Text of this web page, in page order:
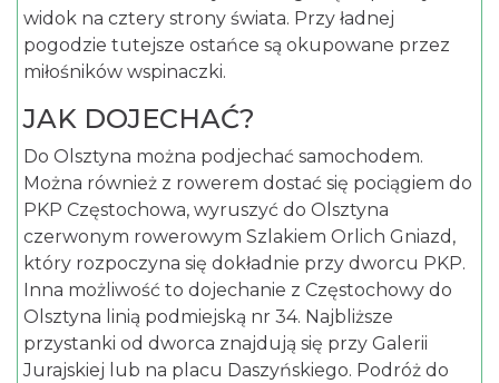
widok na cztery strony świata. Przy ładnej
pogodzie tutejsze ostańce są okupowane przez
miłośników wspinaczki.
JAK DOJECHAĆ?
Do Olsztyna można podjechać samochodem.
Można również z rowerem dostać się pociągiem do
PKP Częstochowa, wyruszyć do Olsztyna
czerwonym rowerowym Szlakiem Orlich Gniazd,
który rozpoczyna się dokładnie przy dworcu PKP.
Inna możliwość to dojechanie z Częstochowy do
Olsztyna linią podmiejską nr 34. Najbliższe
przystanki od dworca znajdują się przy Galerii
Jurajskiej lub na placu Daszyńskiego. Podróż do